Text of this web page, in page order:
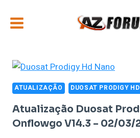
para
ATUALIZAÇÃO DUOSAT PRODIGY
Atualização Duosat
Onflowgo V14.3 – 02/03/